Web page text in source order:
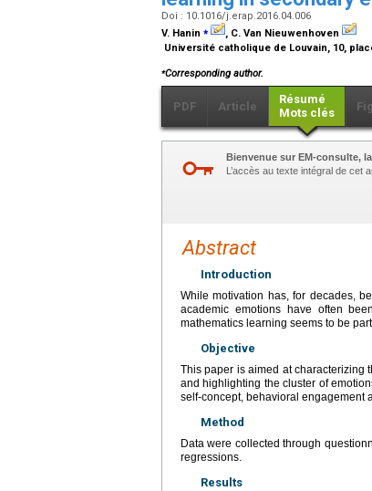
Doi : 10.1016/j.erap.2016.04.006
V. Hanin ⁎
, C. Van Nieuwenhoven
Université catholique de Louvain, 10,
⁎Corresponding author.
PDF Article
Résumé
Mots clés
Bienvenue sur EM-consulte,
L’accès au texte intégral de cet
Abstract
Introduction
While motivation has, for decades,
academic emotions have often
mathematics learning seems to be
Objective
This paper is aimed at characterizing
and highlighting the cluster of
self-concept, behavioral engagement
Method
Data were collected through
regressions.
Results